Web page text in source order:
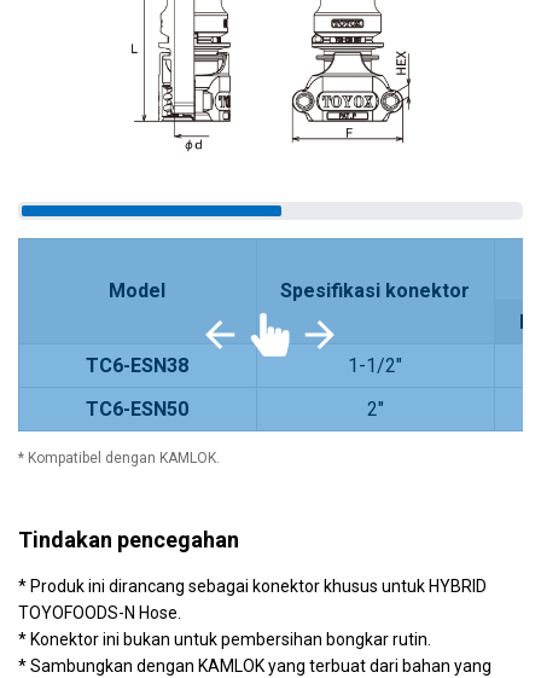
Model
Spesifikasi konektor
TC6-ESN38
1-1/2"
TC6-ESN50
2"
* Kompatibel dengan KAMLOK.
Tindakan pencegahan
* Produk ini dirancang sebagai konektor khusus untuk HYBRID
TOYOFOODS-N Hose.
* Konektor ini bukan untuk pembersihan bongkar rutin.
* Sambungkan dengan KAMLOK yang terbuat dari bahan yang